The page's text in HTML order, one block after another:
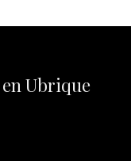
Ubrique